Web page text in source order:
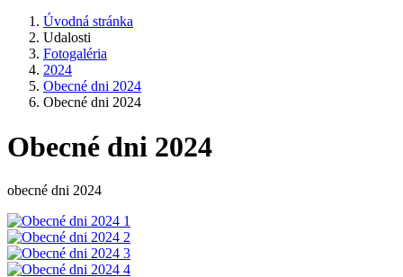
Úvodná stránka
Udalosti
Fotogaléria
2024
Obecné dni 2024
Obecné dni 2024
Obecné dni 2024
obecné dni 2024